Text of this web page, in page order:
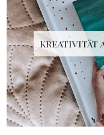
Kreativität